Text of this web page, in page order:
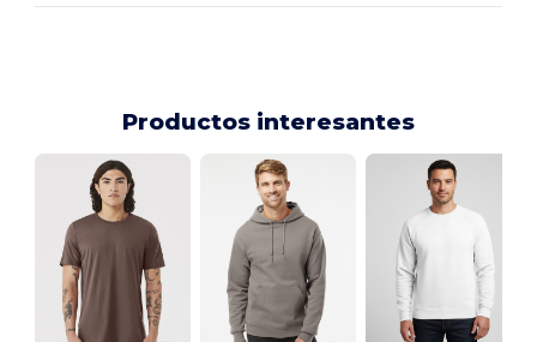
Productos interesantes